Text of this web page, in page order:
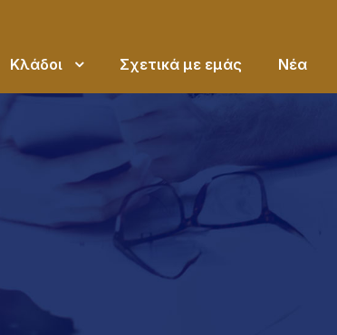
Κλάδοι Σχετικά με εμάς Νέα